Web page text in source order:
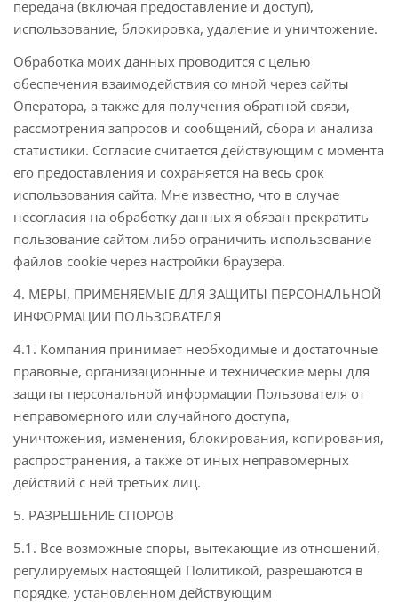
передача (включая предоставление и доступ),
использование, блокировка, удаление и уничтожение.
Обработка моих данных проводится с целью
обеспечения взаимодействия со мной через сайты
Оператора, а также для получения обратной связи,
рассмотрения запросов и сообщений, сбора и анализа
статистики. Согласие считается действующим с момента
его предоставления и сохраняется на весь срок
использования сайта. Мне известно, что в случае
несогласия на обработку данных я обязан прекратить
пользование сайтом либо ограничить использование
файлов cookie через настройки браузера.
4. МЕРЫ, ПРИМЕНЯЕМЫЕ ДЛЯ ЗАЩИТЫ ПЕРСОНАЛЬНОЙ
ИНФОРМАЦИИ ПОЛЬЗОВАТЕЛЯ
4.1. Компания принимает необходимые и достаточные
правовые, организационные и технические меры для
защиты персональной информации Пользователя от
неправомерного или случайного доступа,
уничтожения, изменения, блокирования, копирования,
распространения, а также от иных неправомерных
действий с ней третьих лиц.
5. РАЗРЕШЕНИЕ СПОРОВ
5.1. Все возможные споры, вытекающие из отношений,
регулируемых настоящей Политикой, разрешаются в
порядке, установленном действующим